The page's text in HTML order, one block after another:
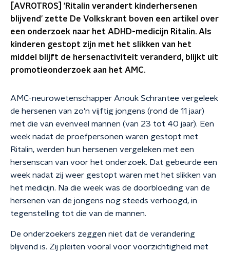
[AVROTROS] 'Ritalin verandert kinderhersenen
blijvend' zette De Volkskrant boven een artikel over
een onderzoek naar het ADHD-medicijn Ritalin. Als
kinderen gestopt zijn met het slikken van het
middel blijft de hersenactiviteit veranderd, blijkt uit
promotieonderzoek aan het AMC.
AMC-neurowetenschapper Anouk Schrantee vergeleek
de hersenen van zo’n vijftig jongens (rond de 11 jaar)
met die van evenveel mannen (van 23 tot 40 jaar). Een
week nadat de proefpersonen waren gestopt met
Ritalin, werden hun hersenen vergeleken met een
hersenscan van voor het onderzoek. Dat gebeurde een
week nadat zij weer gestopt waren met het slikken van
het medicijn. Na die week was de doorbloeding van de
hersenen van de jongens nog steeds verhoogd, in
tegenstelling tot die van de mannen.
De onderzoekers zeggen niet dat de verandering
blijvend is. Zij pleiten vooral voor voorzichtigheid met